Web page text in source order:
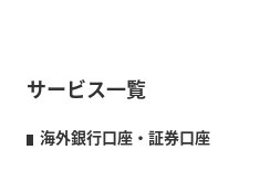
サービス一覧
海外銀行口座・証券口座